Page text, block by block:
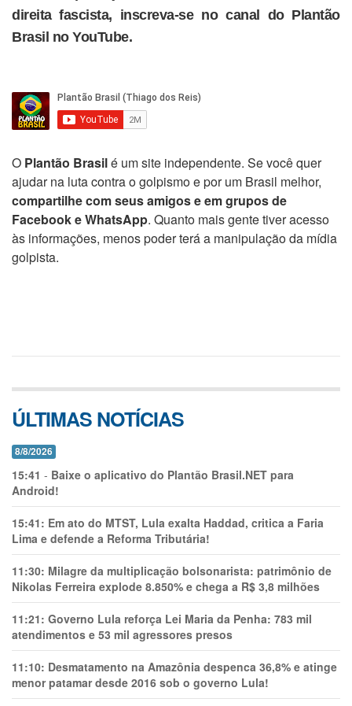
direita fascista, inscreva-se no canal do Plantão
Brasil no YouTube.
O Plantão Brasilé um site independente. Se você quer
ajudar na luta contra o golpismo e por um Brasil melhor,
compartilhe com seus amigos e em grupos de
Facebook e WhatsApp. Quanto mais gente tiver acesso
às informações, menos poder terá a manipulação da mídia
golpista.
ÚLTIMAS NOTÍCIAS
8/8/2026
15:41 - Baixe o aplicativo do Plantão Brasil.NET para
Android!
15:41: Em ato do MTST, Lula exalta Haddad, critica a Faria
Lima e defende a Reforma Tributária!
11:30: Milagre da multiplicação bolsonarista: patrimônio de
Nikolas Ferreira explode 8.850% e chega a R$ 3,8 milhões
11:21: Governo Lula reforça Lei Maria da Penha: 783 mil
atendimentos e 53 mil agressores presos
11:10: Desmatamento na Amazônia despenca 36,8% e atinge
menor patamar desde 2016 sob o governo Lula!